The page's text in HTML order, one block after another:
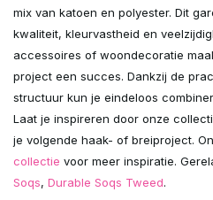
mix van katoen en polyester. Dit
kwaliteit, kleurvastheid en
accessoires of woondecoratie
project een succes. Dankzij de
structuur kun je eindeloos
Laat je inspireren door onze
je volgende haak- of breiproject.
collectie voor meer inspiratie.
Soqs, Durable Soqs Tweed.